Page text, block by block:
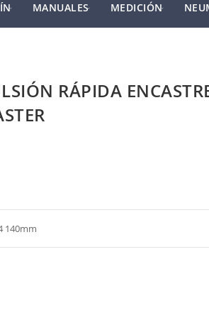
MANUALES MEDICIÓN
RÁPIDA
140mm